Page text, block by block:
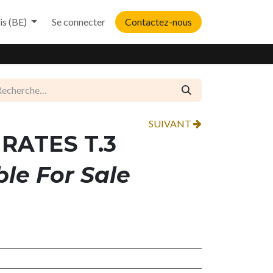
(BE) Se connecter Contactez-nous
SUIVANT
T.3
For Sale